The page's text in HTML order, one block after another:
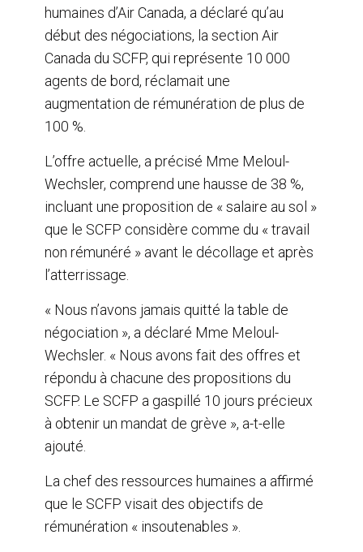
humaines d’Air Canada, a déclaré qu’au
début des négociations, la section Air
Canada du SCFP, qui représente 10 000
agents de bord, réclamait une
augmentation de rémunération de plus de
100 %.
L’offre actuelle, a précisé Mme Meloul-
Wechsler, comprend une hausse de 38 %,
incluant une proposition de « salaire au sol »
que le SCFP considère comme du « travail
non rémunéré » avant le décollage et après
l’atterrissage.
« Nous n’avons jamais quitté la table de
négociation », a déclaré Mme Meloul-
Wechsler. « Nous avons fait des offres et
répondu à chacune des propositions du
SCFP. Le SCFP a gaspillé 10 jours précieux
à obtenir un mandat de grève », a-t-elle
ajouté.
La chef des ressources humaines a affirmé
que le SCFP visait des objectifs de
rémunération « insoutenables ».